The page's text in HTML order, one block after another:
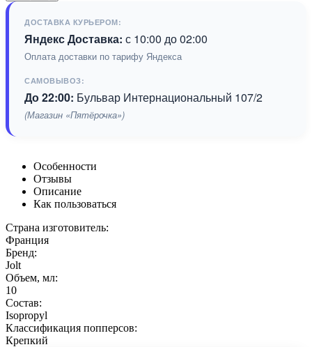
ДОСТАВКА КУРЬЕРОМ:
Яндекс Доставка: с 10:00 до 02:00
Оплата доставки по тарифу Яндекса
САМОВЫВОЗ:
До 22:00: Бульвар Интернациональный 107/2
(Магазин «Пятёрочка»)
Особенности
Отзывы
Описание
Как пользоваться
Страна изготовитель:
Франция
Бренд:
Jolt
Объем, мл:
10
Состав:
Isopropyl
Классификация попперсов:
Крепкий